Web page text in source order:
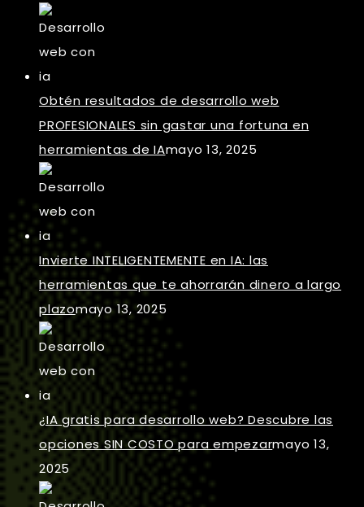
Obtén resultados de desarrollo web
PROFESIONALES sin gastar una fortuna en
herramientas de IAmayo 13, 2025
Invierte INTELIGENTEMENTE en IA: las
herramientas que te ahorrarán dinero a largo
plazomayo 13, 2025
¿IA gratis para desarrollo web? Descubre las
opciones SIN COSTO para empezarmayo 13,
2025